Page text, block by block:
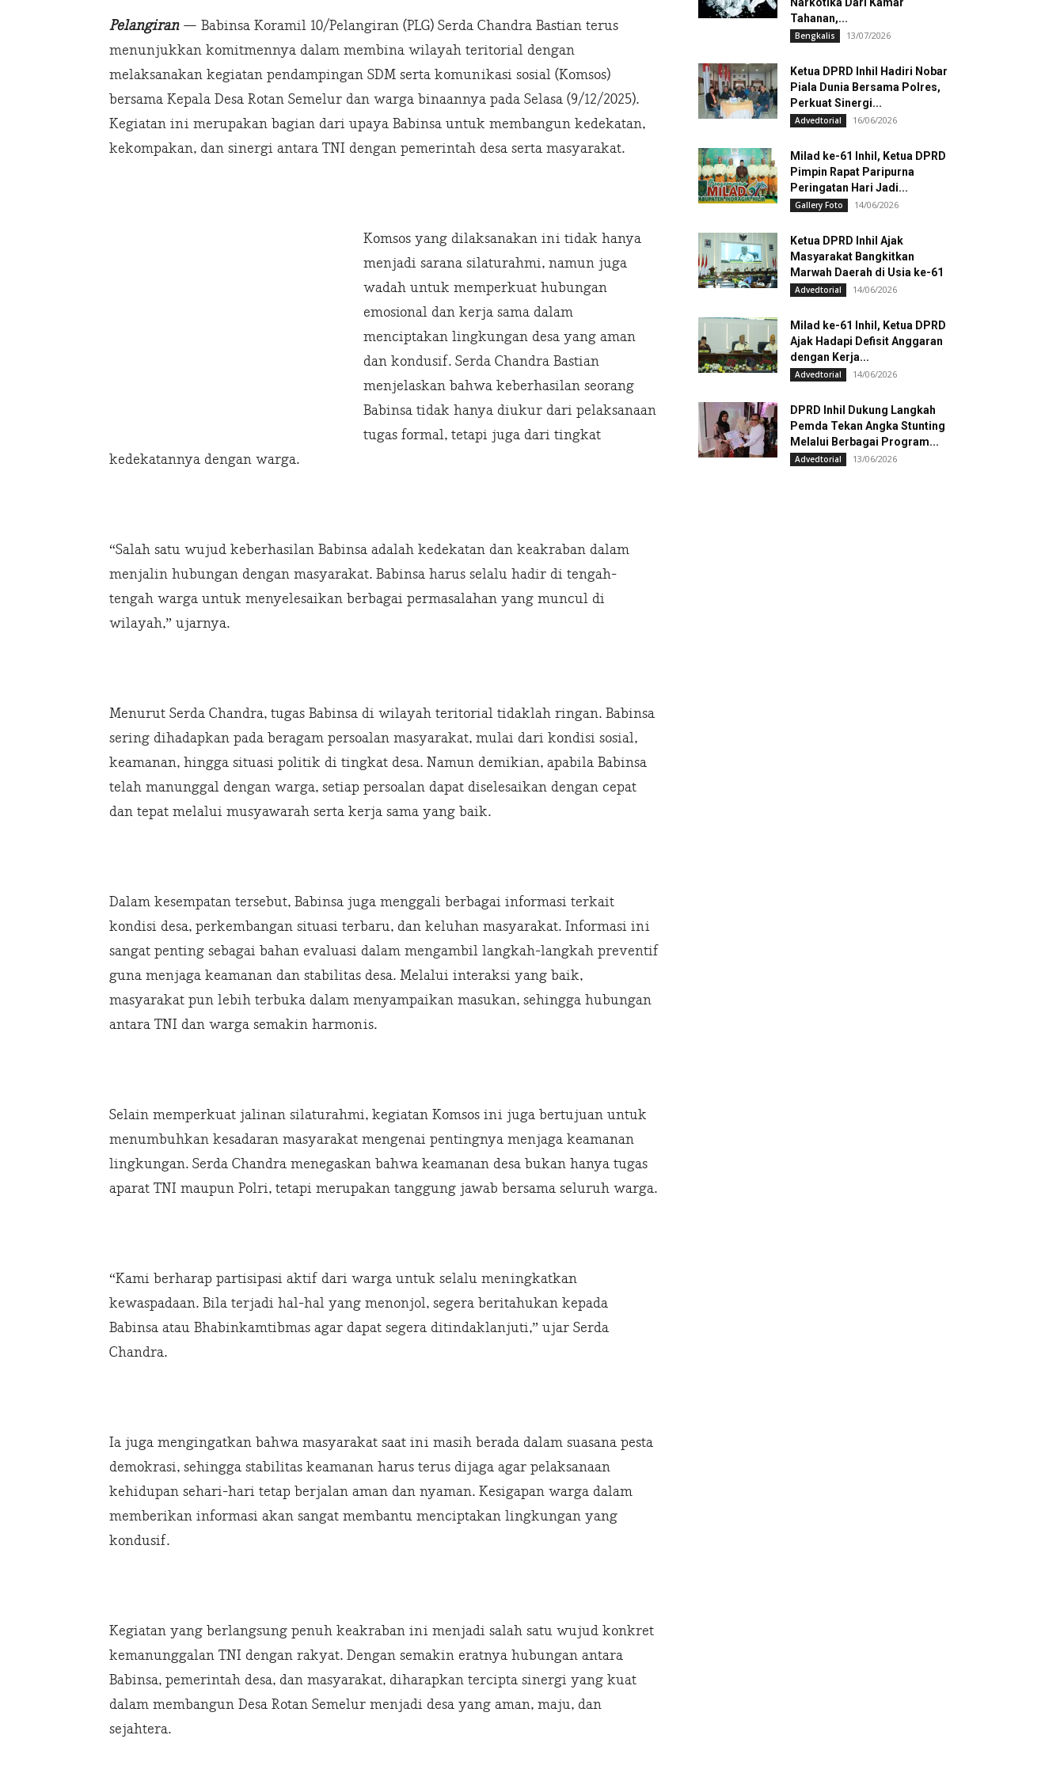
Pelangiran— Babinsa Koramil 10/Pelangiran (PLG) Serda Chandra Bastian terus
menunjukkan komitmennya dalam membina wilayah teritorial dengan
melaksanakan kegiatan pendampingan SDM serta komunikasi sosial (Komsos)
bersama Kepala Desa Rotan Semelur dan warga binaannya pada Selasa (9/12/2025).
Kegiatan ini merupakan bagian dari upaya Babinsa untuk membangun kedekatan,
kekompakan, dan sinergi antara TNI dengan pemerintah desa serta masyarakat.
Komsos yang dilaksanakan ini tidak hanya
menjadi sarana silaturahmi, namun juga
wadah untuk memperkuat hubungan
emosional dan kerja sama dalam
menciptakan lingkungan desa yang aman
dan kondusif. Serda Chandra Bastian
menjelaskan bahwa keberhasilan seorang
Babinsa tidak hanya diukur dari pelaksanaan
tugas formal, tetapi juga dari tingkat
kedekatannya dengan warga.
“Salah satu wujud keberhasilan Babinsa adalah kedekatan dan keakraban dalam
menjalin hubungan dengan masyarakat. Babinsa harus selalu hadir di tengah-
tengah warga untuk menyelesaikan berbagai permasalahan yang muncul di
wilayah,” ujarnya.
Menurut Serda Chandra, tugas Babinsa di wilayah teritorial tidaklah ringan. Babinsa
sering dihadapkan pada beragam persoalan masyarakat, mulai dari kondisi sosial,
keamanan, hingga situasi politik di tingkat desa. Namun demikian, apabila Babinsa
telah manunggal dengan warga, setiap persoalan dapat diselesaikan dengan cepat
dan tepat melalui musyawarah serta kerja sama yang baik.
Dalam kesempatan tersebut, Babinsa juga menggali berbagai informasi terkait
kondisi desa, perkembangan situasi terbaru, dan keluhan masyarakat. Informasi ini
sangat penting sebagai bahan evaluasi dalam mengambil langkah-langkah preventif
guna menjaga keamanan dan stabilitas desa. Melalui interaksi yang baik,
masyarakat pun lebih terbuka dalam menyampaikan masukan, sehingga hubungan
antara TNI dan warga semakin harmonis.
Selain memperkuat jalinan silaturahmi, kegiatan Komsos ini juga bertujuan untuk
menumbuhkan kesadaran masyarakat mengenai pentingnya menjaga keamanan
lingkungan. Serda Chandra menegaskan bahwa keamanan desa bukan hanya tugas
aparat TNI maupun Polri, tetapi merupakan tanggung jawab bersama seluruh warga.
“Kami berharap partisipasi aktif dari warga untuk selalu meningkatkan
kewaspadaan. Bila terjadi hal-hal yang menonjol, segera beritahukan kepada
Babinsa atau Bhabinkamtibmas agar dapat segera ditindaklanjuti,” ujar Serda
Chandra.
Ia juga mengingatkan bahwa masyarakat saat ini masih berada dalam suasana pesta
demokrasi, sehingga stabilitas keamanan harus terus dijaga agar pelaksanaan
kehidupan sehari-hari tetap berjalan aman dan nyaman. Kesigapan warga dalam
memberikan informasi akan sangat membantu menciptakan lingkungan yang
kondusif.
Kegiatan yang berlangsung penuh keakraban ini menjadi salah satu wujud konkret
kemanunggalan TNI dengan rakyat. Dengan semakin eratnya hubungan antara
Babinsa, pemerintah desa, dan masyarakat, diharapkan tercipta sinergi yang kuat
dalam membangun Desa Rotan Semelur menjadi desa yang aman, maju, dan
sejahtera.
Tahanan,...
Bengkalis 13/07/2026
Ketua DPRD Inhil Hadiri Nobar
Piala Dunia Bersama Polres,
Perkuat Sinergi...
Advedtorial 16/06/2026
Milad ke-61 Inhil, Ketua DPRD
Pimpin Rapat Paripurna
Peringatan Hari Jadi...
Gallery Foto 14/06/2026
Ketua DPRD Inhil Ajak
Masyarakat Bangkitkan
Marwah Daerah di Usia ke-61
Advedtorial 14/06/2026
Milad ke-61 Inhil, Ketua DPRD
Ajak Hadapi Defisit Anggaran
dengan Kerja...
Advedtorial 14/06/2026
DPRD Inhil Dukung Langkah
Pemda Tekan Angka Stunting
Melalui Berbagai Program...
Advedtorial 13/06/2026